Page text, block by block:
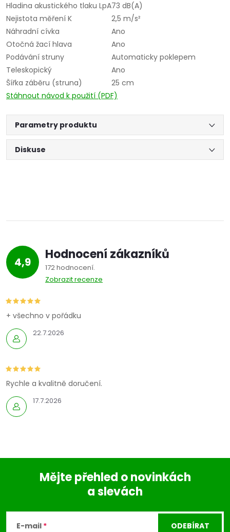
Hladina akustického tlaku LpA73 dB(A)
Nejistota měření K
2,5 m/s²
Náhradní cívka
Ano
Otočná žací hlava
Ano
Podávání struny
Automaticky poklepem
Teleskopický
Ano
Šířka záběru (struna)
25 cm
Stáhnout návod k použití (PDF)
Parametry produktu
Diskuse
4,9 Hodnocení zákazníků
172 hodnocení
Zobrazit recenze
22.7.2026
+ všechno v pořádku
17.7.2026
Rychle a kvalitně doručení.
Mějte přehled o novinkách
a slevách
E-mail ODEBÍRAT